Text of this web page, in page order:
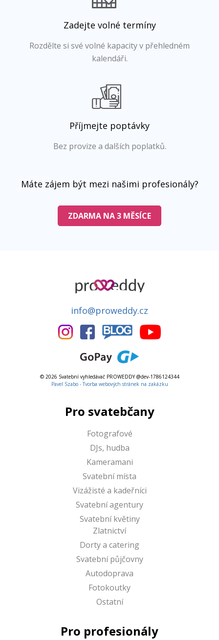
Zadejte volné termíny
Rozdělte si své volné kapacity v přehledném
kalendáři.
Příjmejte poptávky
Bez provize a dalších poplatků.
Máte zájem být mezi našimi profesionály?
ZDARMA NA 3 MĚSÍCE
info@proweddy.cz
© 2026 Svatební vyhledávač PROWEDDY @dev-1786124344
Pavel Szabo - Tvorba webových stránek na zakázku
Pro svatebčany
Fotografové
DJs, hudba
Kameramani
Svatební místa
Vizážisté a kadeřníci
Svatební agentury
Svatební květiny
Zlatnictví
Dorty a catering
Svatební půjčovny
Autodoprava
Fotokoutky
Ostatní
Pro profesionály